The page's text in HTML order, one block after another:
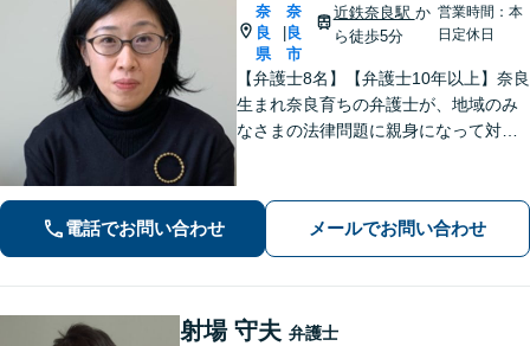
奈
良
県
奈
良
市
近鉄奈良駅 か
ら徒歩5分
営業時間：本
日定休日
【弁護士8名】【弁護士10年以上】奈良
生まれ奈良育ちの弁護士が、地域のみ
なさまの法律問題に親身になって対応
を伺うことを大切にしています【近鉄
奈良駅5分】【オンライン相談可】
電話でお問い合わせ メールでお問い合わせ
射場 守夫 弁護士